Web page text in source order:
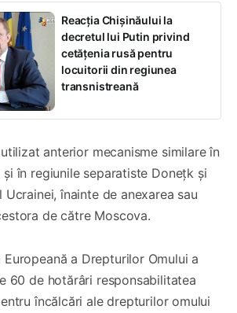
Reacția Chișinăului la
decretul lui Putin privind
cetățenia rusă pentru
locuitorii din regiunea
transnistreană
anterior mecanisme similare în
și în regiunile separatiste Donețk și
Ucrainei, înainte de anexarea sau
de către Moscova.
a Drepturilor Omului a
60 de hotărâri responsabilitatea
încălcări ale drepturilor omului